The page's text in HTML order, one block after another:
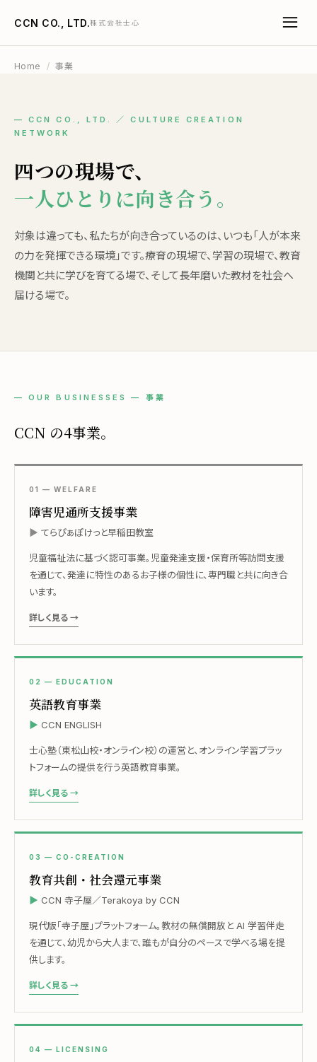
CCN CO., LTD.株式会社士心
Home / 事業
— CCN CO., LTD. ／ CULTURE CREATION
NETWORK
四つの現場で、
一人ひとりに向き合う。
対象は違っても、私たちが向き合っているのは、いつも「人が本来
の力を発揮できる環境」です。療育の現場で、学習の現場で、教育
機関と共に学びを育てる場で、そして長年磨いた教材を社会へ
届ける場で。
— OUR BUSINESSES — 事業
CCN の4事業。
01 — WELFARE
障害児通所支援事業
てらぴぁぽけっと早稲田教室
児童福祉法に基づく認可事業。児童発達支援・保育所等訪問支援
を通じて、発達に特性のあるお子様の個性に、専門職と共に向き合
います。
詳しく見る →
02 — EDUCATION
英語教育事業
CCN ENGLISH
士心塾（東松山校・オンライン校）の運営と、オンライン学習プラッ
トフォームの提供を行う英語教育事業。
詳しく見る →
03 — CO-CREATION
教育共創・社会還元事業
CCN 寺子屋／Terakoya by CCN
現代版「寺子屋」プラットフォーム。教材の無償開放と AI 学習伴走
を通じて、幼児から大人まで、誰もが自分のペースで学べる場を提
供します。
詳しく見る →
04 — LICENSING